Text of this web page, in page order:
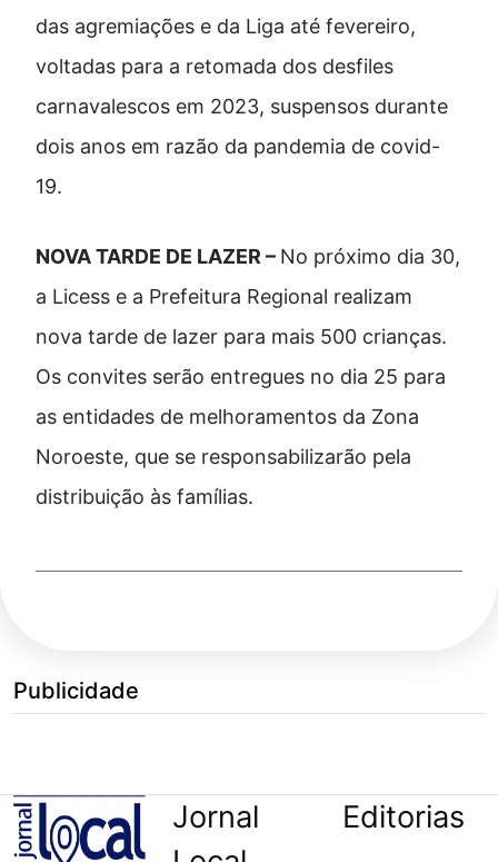
das agremiações e da Liga até fevereiro,
voltadas para a retomada dos desfiles
carnavalescos em 2023, suspensos durante
dois anos em razão da pandemia de covid-
19.
NOVA TARDE DE LAZER – No próximo dia 30,
a Licess e a Prefeitura Regional realizam
nova tarde de lazer para mais 500 crianças.
Os convites serão entregues no dia 25 para
as entidades de melhoramentos da Zona
Noroeste, que se responsabilizarão pela
distribuição às famílias.
Publicidade
Jornal
Editorias